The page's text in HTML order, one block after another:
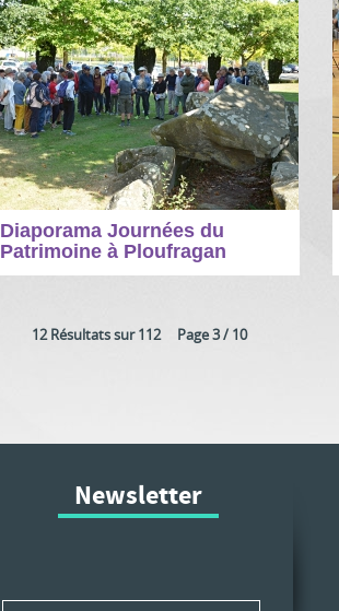
Diaporama Journées du
Patrimoine à Ploufragan
12 Résultats sur 112 Page 3 / 10
Newsletter